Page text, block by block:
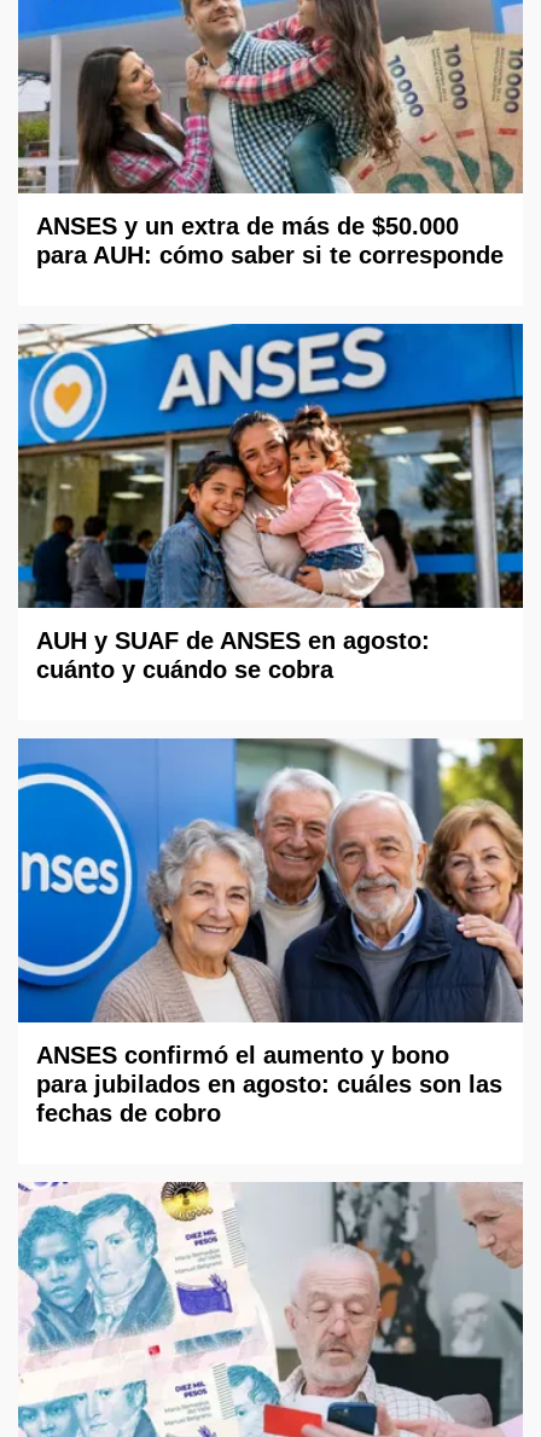
ANSES y un extra de más de $50.000
para AUH: cómo saber si te corresponde
AUH y SUAF de ANSES en agosto:
cuánto y cuándo se cobra
ANSES confirmó el aumento y bono
para jubilados en agosto: cuáles son las
fechas de cobro